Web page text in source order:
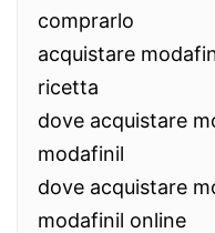
comprarlo
acquistare
ricetta
dove acquistare
modafinil
dove acquistare
modafinil online